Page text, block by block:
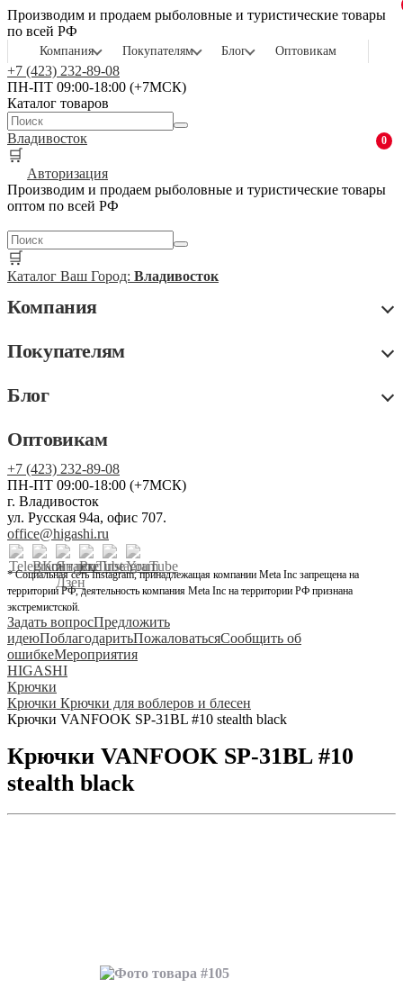
Производим и продаем рыболовные и туристические товары
по всей РФ
Компания Покупателям Блог Оптовикам
+7 (423) 232-89-08
ПН-ПТ 09:00-18:00 (+7МСК)
Каталог товаров
Владивосток
🛒
0
Авторизация
Производим и продаем рыболовные и туристические товары
оптом по всей РФ
🛒
Каталог Ваш Город: Владивосток
Компания
Покупателям
Блог
Оптовикам
+7 (423) 232-89-08
ПН-ПТ 09:00-18:00 (+7МСК)
г. Владивосток
ул. Русская 94а, офис 707.
office@higashi.ru
* Социальная сеть Instagram, принадлежащая компании Meta Inc запрещена на
территории РФ, деятельность компания Meta Inc на территории РФ признана
экстремистской.
Задать вопросПредложить
идеюПоблагодаритьПожаловатьсяСообщить об
ошибкеМероприятия
HIGASHI
Крючки
Крючки Крючки для воблеров и блесен
Крючки VANFOOK SP-31BL #10 stealth black
Крючки VANFOOK SP-31BL #10
stealth black